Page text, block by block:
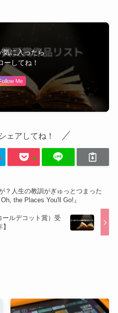
気に入ったら
ーしてね！
Me
ェアしてね！
？人生の教訓がぎゅっとつまった
the Places You'll Go!』
ールデコット賞）受